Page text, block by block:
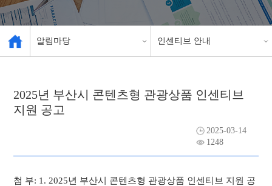
알림마당
관광 사업체 현황
인센티브 안내
2025년 부산시 콘텐츠형 관광상품 인센티브
지원 공고
2025-03-14
1248
첨 부: 1. 2025년 부산시 콘텐츠형 관광상품 인센티브 지원 공